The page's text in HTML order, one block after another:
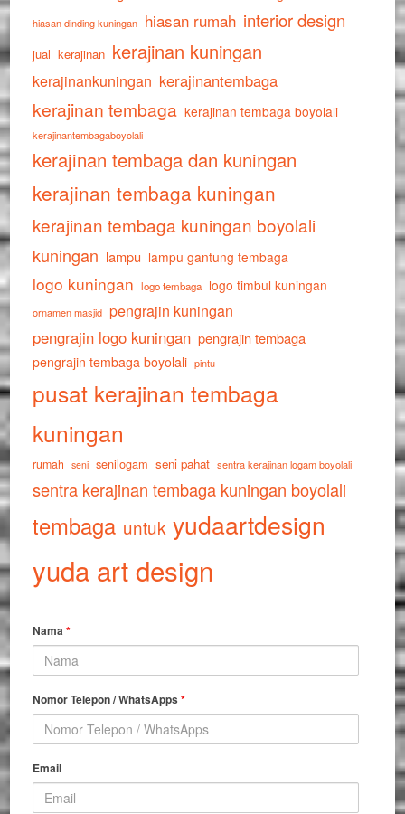
hiasan dinding kuningan hiasan rumah interior design
jual kerajinan kerajinan kuningan
kerajinankuningan kerajinantembaga
kerajinan tembaga kerajinan tembaga boyolali
kerajinantembagaboyolali
kerajinan tembaga dan kuningan
kerajinan tembaga kuningan
kerajinan tembaga kuningan boyolali
kuningan lampu lampu gantung tembaga
logo kuningan logo tembaga logo timbul kuningan
ornamen masjid pengrajin kuningan
pengrajin logo kuningan pengrajin tembaga
pengrajin tembaga boyolali pintu
pusat kerajinan tembaga
kuningan
rumah seni senilogam seni pahat sentra kerajinan logam boyolali
sentra kerajinan tembaga kuningan boyolali
tembaga untuk yudaartdesign
yuda art design
Nama*
Nomor Telepon / WhatsApps*
Email